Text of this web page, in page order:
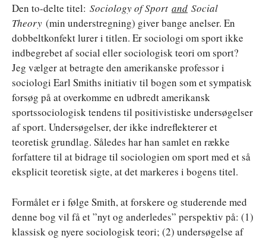
Den to-delte titel: Sociology of Sport and Social
Theory (min understregning) giver bange anelser. En
dobbeltkonfekt lurer i titlen. Er sociologi om sport ikke
indbegrebet af social eller sociologisk teori om sport?
Jeg vælger at betragte den amerikanske professor i
sociologi Earl Smiths initiativ til bogen som et sympatisk
forsøg på at overkomme en udbredt amerikansk
sportssociologisk tendens til positivistiske undersøgelser
af sport. Undersøgelser, der ikke indreflekterer et
teoretisk grundlag. Således har han samlet en række
forfattere til at bidrage til sociologien om sport med et så
eksplicit teoretisk sigte, at det markeres i bogens titel.
Formålet er i følge Smith, at forskere og studerende med
denne bog vil få et ”nyt og anderledes” perspektiv på: (1)
klassisk og nyere sociologisk teori; (2) undersøgelse af